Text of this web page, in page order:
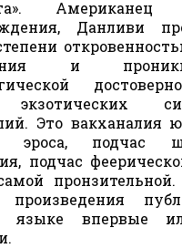
Американец
Данливи
и
Это вакханалия
эроса, подчас
подчас
произведения
языке впервые